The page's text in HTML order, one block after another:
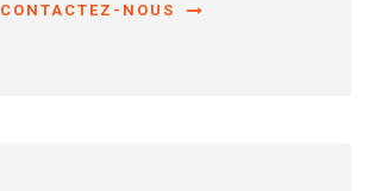
CONTACTEZ-NOUS